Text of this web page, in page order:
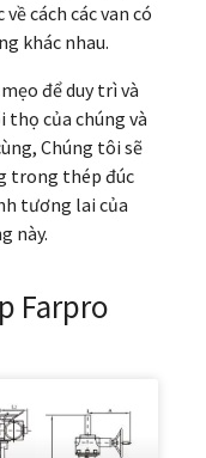
cách các van có
khác nhau.
để duy trì và
thọ của chúng và
Chúng tôi sẽ
trong thép đúc
tương lai của
này.
Farpro